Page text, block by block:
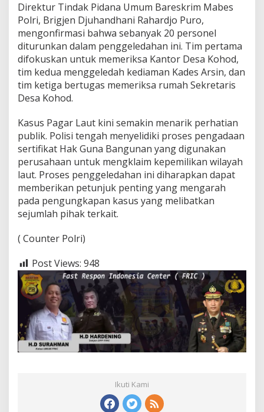
Direktur Tindak Pidana Umum Bareskrim Mabes
Polri, Brigjen Djuhandhani Rahardjo Puro,
mengonfirmasi bahwa sebanyak 20 personel
diturunkan dalam penggeledahan ini. Tim pertama
difokuskan untuk memeriksa Kantor Desa Kohod,
tim kedua menggeledah kediaman Kades Arsin, dan
tim ketiga bertugas memeriksa rumah Sekretaris
Desa Kohod.
Kasus Pagar Laut kini semakin menarik perhatian
publik. Polisi tengah menyelidiki proses pengadaan
sertifikat Hak Guna Bangunan yang digunakan
perusahaan untuk mengklaim kepemilikan wilayah
laut. Proses penggeledahan ini diharapkan dapat
memberikan petunjuk penting yang mengarah
pada pengungkapan kasus yang melibatkan
sejumlah pihak terkait.
( Counter Polri)
Post Views: 948
Ikuti Kami